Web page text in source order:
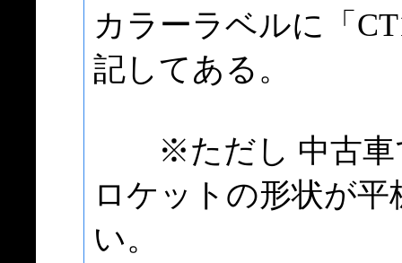
カラーラベルに「
記してある。
※ただし 中古車
ロケットの形状が
い。